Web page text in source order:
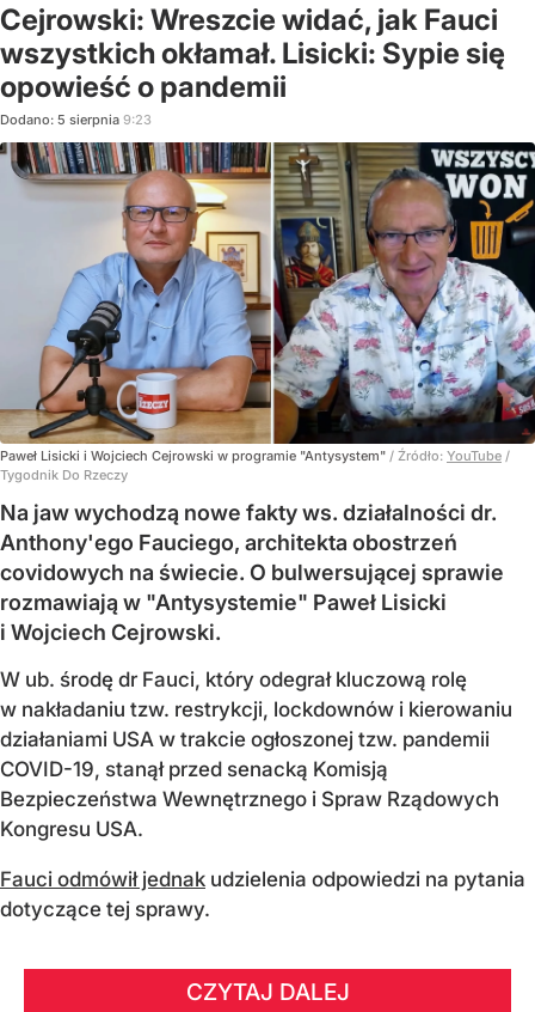
Cejrowski: Wreszcie widać, jak Fauci
wszystkich okłamał. Lisicki: Sypie się
opowieść o pandemii
Dodano: 5 sierpnia 9:23
Paweł Lisicki i Wojciech Cejrowski w programie "Antysystem" / Źródło: YouTube /
Tygodnik Do Rzeczy
Na jaw wychodzą nowe fakty ws. działalności dr.
Anthony'ego Fauciego, architekta obostrzeń
covidowych na świecie. O bulwersującej sprawie
rozmawiają w "Antysystemie" Paweł Lisicki
i Wojciech Cejrowski.
W ub. środę dr Fauci, który odegrał kluczową rolę
w nakładaniu tzw. restrykcji, lockdownów i kierowaniu
działaniami USA w trakcie ogłoszonej tzw. pandemii
COVID-19, stanął przed senacką Komisją
Bezpieczeństwa Wewnętrznego i Spraw Rządowych
Kongresu USA.
Fauci odmówił jednak udzielenia odpowiedzi na pytania
dotyczące tej sprawy.
CZYTAJ DALEJ